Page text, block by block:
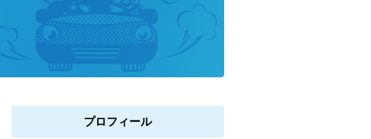
プロフィール